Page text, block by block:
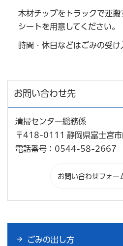
木材チップをトラックで運
シートを用意してください。
時間・休日などはごみの受け
お問い合わせ先
清掃センター総務係
〒418-0111 静岡県富士宮
電話番号：0544-58-2667
ごみの出し方